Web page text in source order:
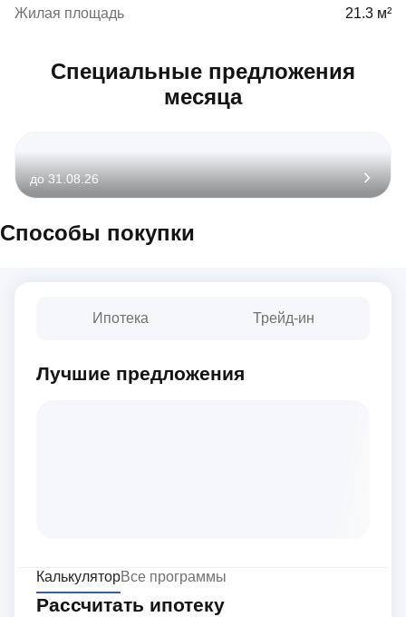
Жилая площадь 21.3 м²
Специальные предложения
месяца
до 31.08.26
Способы покупки
Ипотека Трейд-ин
Лучшие предложения
КалькуляторВсе программы
Рассчитать ипотеку